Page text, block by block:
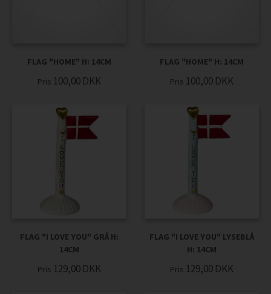
FLAG "HOME" H: 14CM
Pris 100,00 DKK
FLAG "HOME" H: 14CM
Pris 100,00 DKK
FLAG "I LOVE YOU" GRÅ H:
14CM
Pris 129,00 DKK
FLAG "I LOVE YOU" LYSEBLÅ
H: 14CM
Pris 129,00 DKK